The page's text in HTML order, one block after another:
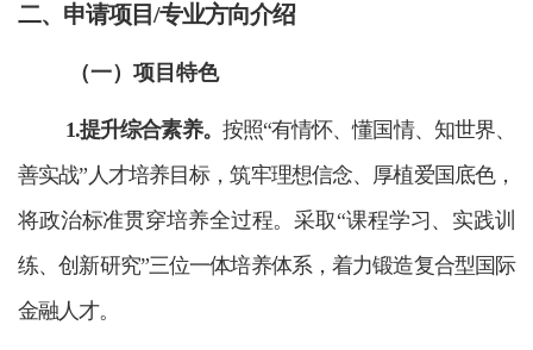
二、申请项目/专业方向介绍
（一） 项目特色
1.提升综合素养。 按照“有情怀、懂国情、知世界、
善实战”人才培养目标，筑牢理想信念、厚植爱国底色，
将政治标准贯穿培养全过程。采取“课程学习、实践训
练、创新研究”三位一体培养体系，着力锻造复合型国际
金融人才。